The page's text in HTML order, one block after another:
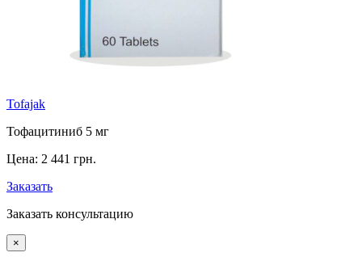
Tofajak
Тофацитиниб 5 мг
Цена: 2 441 грн.
Заказать
Заказать консультацию
×